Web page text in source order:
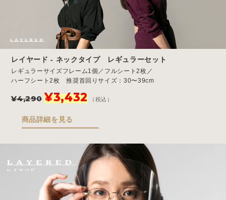
レイヤード - ネックタイプ レギュラーセット
レギュラーサイズフレーム1個／フルシート2枚／
ハーフシート2枚 推奨首回りサイズ：30〜39cm
¥4,290
元
の
価
格
は
で
し
た。
¥3,432現
在
価
格
は
¥3,432
で
す。
（税込）
商品詳細を見る